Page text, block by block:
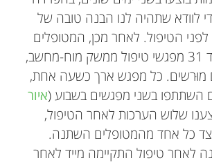
לוודא שתהיה לנו הבנה טובה של
לפני הטיפול. לאחר מכן, המטופלים
השתתפו ב-25 עד 31 מפגשי טיפול ממשק מוח-מחשב,
מוּרשים. כל מפגש ארך כשעה אחת,
השתתפו בשני מפגשים בשבוע (איור
שלוש הערכות לאחר הטיפול,
כל אחד מהמטופלים השתנה.
לאחר טיפול התקיימה מייד לאחר